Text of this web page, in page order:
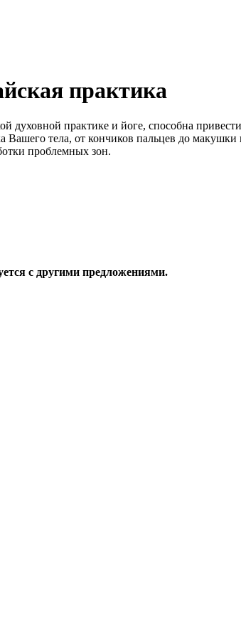
практика
духовной практике и йоге, способна
Вашего тела, от кончиков пальцев до
проблемных зон.
с другими предложениями.